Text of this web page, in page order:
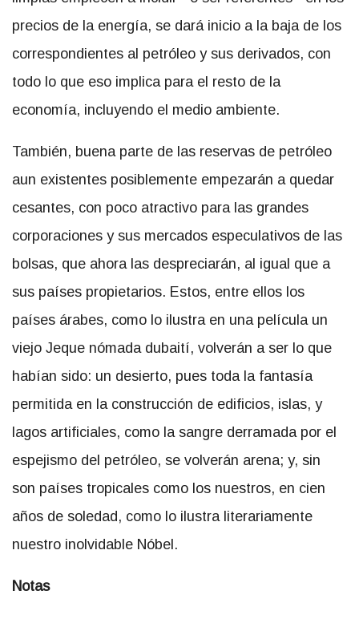
precios de la energía, se dará inicio a la baja de los
correspondientes al petróleo y sus derivados, con
todo lo que eso implica para el resto de la
economía, incluyendo el medio ambiente.
También, buena parte de las reservas de petróleo
aun existentes posiblemente empezarán a quedar
cesantes, con poco atractivo para las grandes
corporaciones y sus mercados especulativos de las
bolsas, que ahora las despreciarán, al igual que a
sus países propietarios. Estos, entre ellos los
países árabes, como lo ilustra en una película un
viejo Jeque nómada dubaití, volverán a ser lo que
habían sido: un desierto, pues toda la fantasía
permitida en la construcción de edificios, islas, y
lagos artificiales, como la sangre derramada por el
espejismo del petróleo, se volverán arena; y, sin
son países tropicales como los nuestros, en cien
años de soledad, como lo ilustra literariamente
nuestro inolvidable Nóbel.
Notas